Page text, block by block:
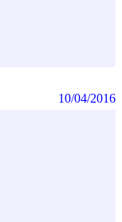
10/04/2016